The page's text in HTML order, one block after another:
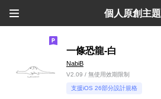
個人原創主題
一條恐龍-白
NabiB
V2.09 / 無使用效期限制
支援iOS 26部分設計規格